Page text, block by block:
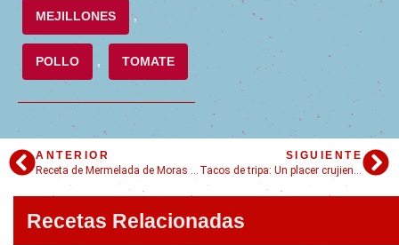
MEJILLONES ,
POLLO , TOMATE
ANTERIOR
SIGUIENTE
Recetas Relacionadas